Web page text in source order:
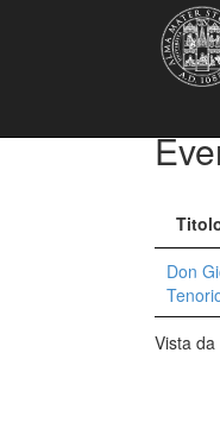
Don
Vista